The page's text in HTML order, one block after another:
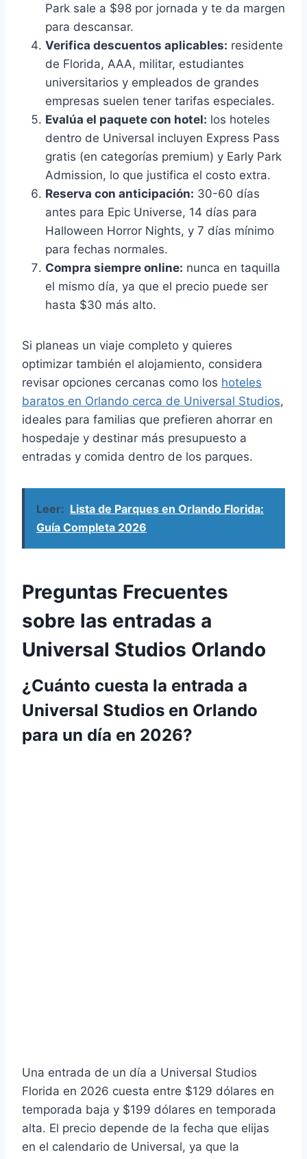
Park sale a $98 por jornada y te da margen
para descansar.
Verifica descuentos aplicables: residente
de Florida, AAA, militar, estudiantes
universitarios y empleados de grandes
empresas suelen tener tarifas especiales.
Evalúa el paquete con hotel: los hoteles
dentro de Universal incluyen Express Pass
gratis (en categorías premium) y Early Park
Admission, lo que justifica el costo extra.
Reserva con anticipación: 30-60 días
antes para Epic Universe, 14 días para
Halloween Horror Nights, y 7 días mínimo
para fechas normales.
Compra siempre online: nunca en taquilla
el mismo día, ya que el precio puede ser
hasta $30 más alto.
Si planeas un viaje completo y quieres
optimizar también el alojamiento, considera
revisar opciones cercanas como los hoteles
baratos en Orlando cerca de Universal Studios,
ideales para familias que prefieren ahorrar en
hospedaje y destinar más presupuesto a
entradas y comida dentro de los parques.
Leer: Lista de Parques en Orlando Florida:
Guía Completa 2026
Preguntas Frecuentes
sobre las entradas a
Universal Studios Orlando
¿Cuánto cuesta la entrada a
Universal Studios en Orlando
para un día en 2026?
Una entrada de un día a Universal Studios
Florida en 2026 cuesta entre $129 dólares en
temporada baja y $199 dólares en temporada
alta. El precio depende de la fecha que elijas
en el calendario de Universal, ya que la